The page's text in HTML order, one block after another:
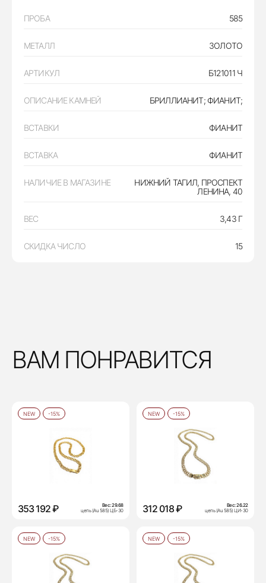
ПРОБА 585
МЕТАЛЛ ЗОЛОТО
АРТИКУЛ Б121011 Ч
ОПИСАНИЕ КАМНЕЙ БРИЛЛИАНИТ; ФИАНИТ;
ВСТАВКИ ФИАНИТ
ВСТАВКА ФИАНИТ
НАЛИЧИЕ В МАГАЗИНЕ
НИЖНИЙ ТАГИЛ, ПРОСПЕКТ
ЛЕНИНА, 40
ВЕС 3,43 Г
СКИДКА ЧИСЛО 15
ВАМ ПОНРАВИТСЯ
NEW -15%
353 192 ₽ Вес:29.68
цепь (Au 585) ЦБ-30
NEW -15%
312 018 ₽ Вес:26.22
цепь (Au 585) ЦИ-30
NEW -15% NEW -15%